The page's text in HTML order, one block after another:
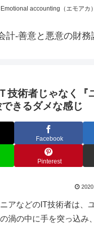
Emotional accounting（エモアカ）
計-善意と悪意の財務
術者じゃなく『
きるダメな感じ
Facebook
Pinterest
アなどのIT技術者は、
渦の中に手を突っ込み